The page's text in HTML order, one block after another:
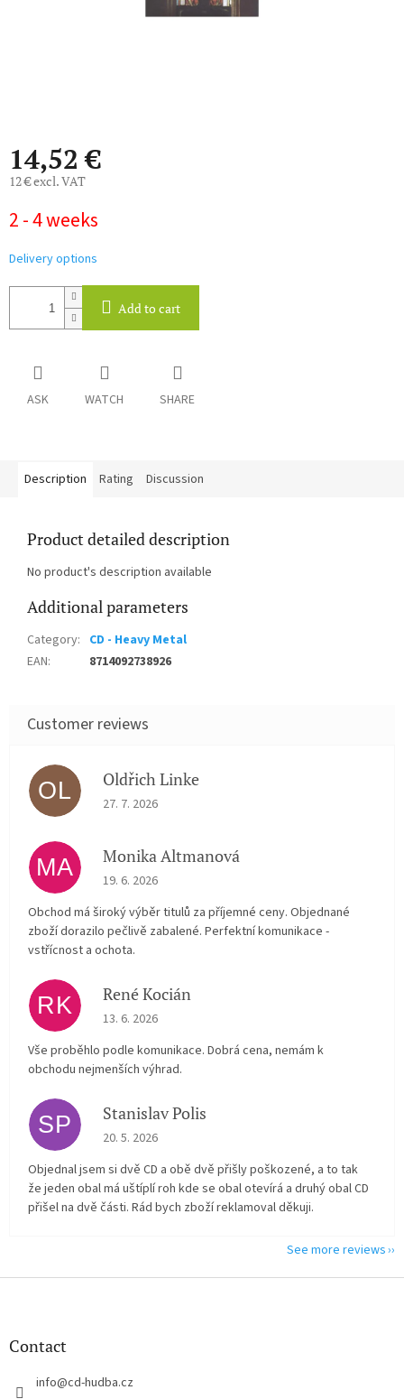
14,52 €
12 € excl. VAT
price:
2 - 4 weeks
Delivery options
Add to cart
ASK WATCH SHARE
Description Rating Discussion
Product detailed description
No product's description available
Additional parameters
Category: CD - Heavy Metal
EAN: 8714092738926
OL Oldřich Linke
The store rating is 5 out of 5 stars.
27. 7. 2026
MA Monika Altmanová
The store rating is 5 out of 5 stars.
19. 6. 2026
Obchod má široký výběr titulů za příjemné ceny. Objednané
zboží dorazilo pečlivě zabalené. Perfektní komunikace -
vstřícnost a ochota.
RK René Kocián
The store rating is 5 out of 5 stars.
13. 6. 2026
Vše proběhlo podle komunikace. Dobrá cena, nemám k
obchodu nejmenších výhrad.
SP Stanislav Polis
The store rating is 2 out of 5 stars.
20. 5. 2026
Objednal jsem si dvě CD a obě dvě přišly poškozené, a to tak
že jeden obal má uštíplí roh kde se obal otevírá a druhý obal CD
přišel na dvě části. Rád bych zboží reklamoval děkuji.
See more reviews
F
Contact
info@cd-hudba.cz